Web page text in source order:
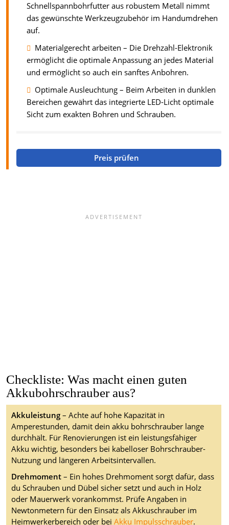
Schnellspannbohrfutter aus robustem Metall nimmt
das gewünschte Werkzeugzubehör im Handumdrehen
auf.
Materialgerecht arbeiten – Die Drehzahl-Elektronik
ermöglicht die optimale Anpassung an jedes Material
und ermöglicht so auch ein sanftes Anbohren.
Optimale Ausleuchtung – Beim Arbeiten in dunklen
Bereichen gewährt das integrierte LED-Licht optimale
Sicht zum exakten Bohren und Schrauben.
Preis prüfen
Checkliste: Was macht einen guten
Akkubohrschrauber aus?
Akkuleistung– Achte auf hohe Kapazität in
Amperestunden, damit dein akku bohrschrauber lange
durchhält. Für Renovierungen ist ein leistungsfähiger
Akku wichtig, besonders bei kabelloser Bohrschrauber-
Nutzung und längeren Arbeitsintervallen.
Drehmoment– Ein hohes Drehmoment sorgt dafür, dass
du Schrauben und Dübel sicher setzt und auch in Holz
oder Mauerwerk vorankommst. Prüfe Angaben in
Newtonmetern für den Einsatz als Akkuschrauber im
Heimwerkerbereich oder bei Akku Impulsschrauber.